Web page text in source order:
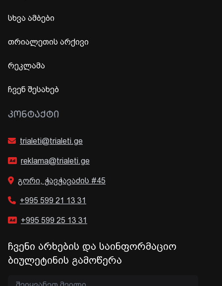
სხვა ამბები
თრიალეთის არქივი
რეკლამა
ჩვენ შესახებ
ᲙᲝᲜᲢᲐᲥᲢᲘ
trialeti@trialeti.ge
reklama@trialeti.ge
გორი, ჭავჭავაძის #45
+995 599 21 13 31
+995 599 25 13 31
ჩვენი არხების და საინფორმაციო
ბიულეტინის გამოწერა